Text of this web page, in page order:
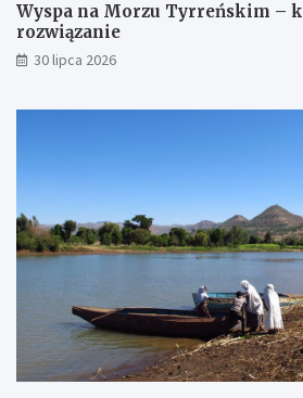
Wyspa na Morzu Tyrreńskim –
rozwiązanie
30 lipca 2026